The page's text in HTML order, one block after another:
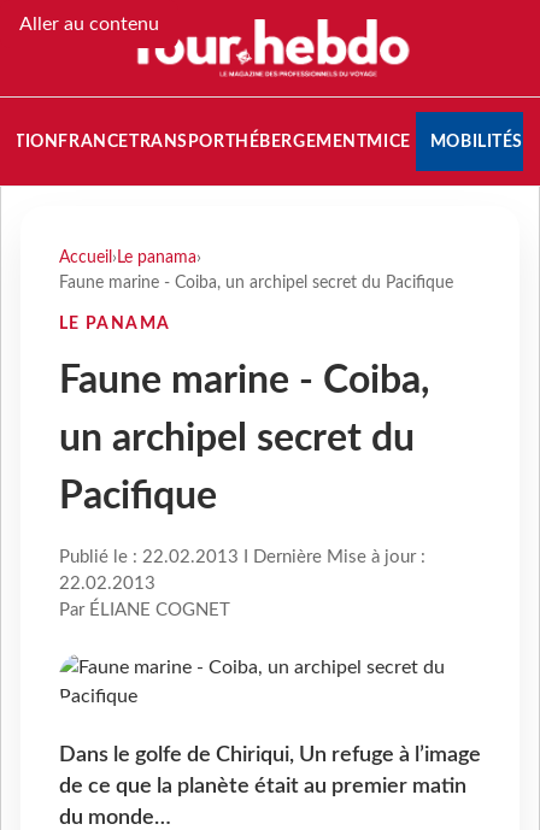
Aller au contenu
FRANCETRANSPORT HÉBERGEMENTMICE MOBILITÉS
Accueil › Le panama›
Faune marine - Coiba, un archipel secret du Pacifique
LE PANAMA
Faune marine - Coiba,
un archipel secret du
Pacifique
Publié le : 22.02.2013 I Dernière Mise à jour :
22.02.2013
Par ÉLIANE COGNET
Dans le golfe de Chiriqui, Un refuge à l’image
de ce que la planète était au premier matin
du monde…